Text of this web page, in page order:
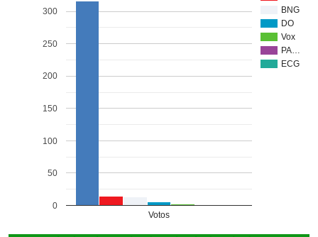
BNG
DO
Vox
PA…
ECG
Votos
0
50
100
150
200
250
300